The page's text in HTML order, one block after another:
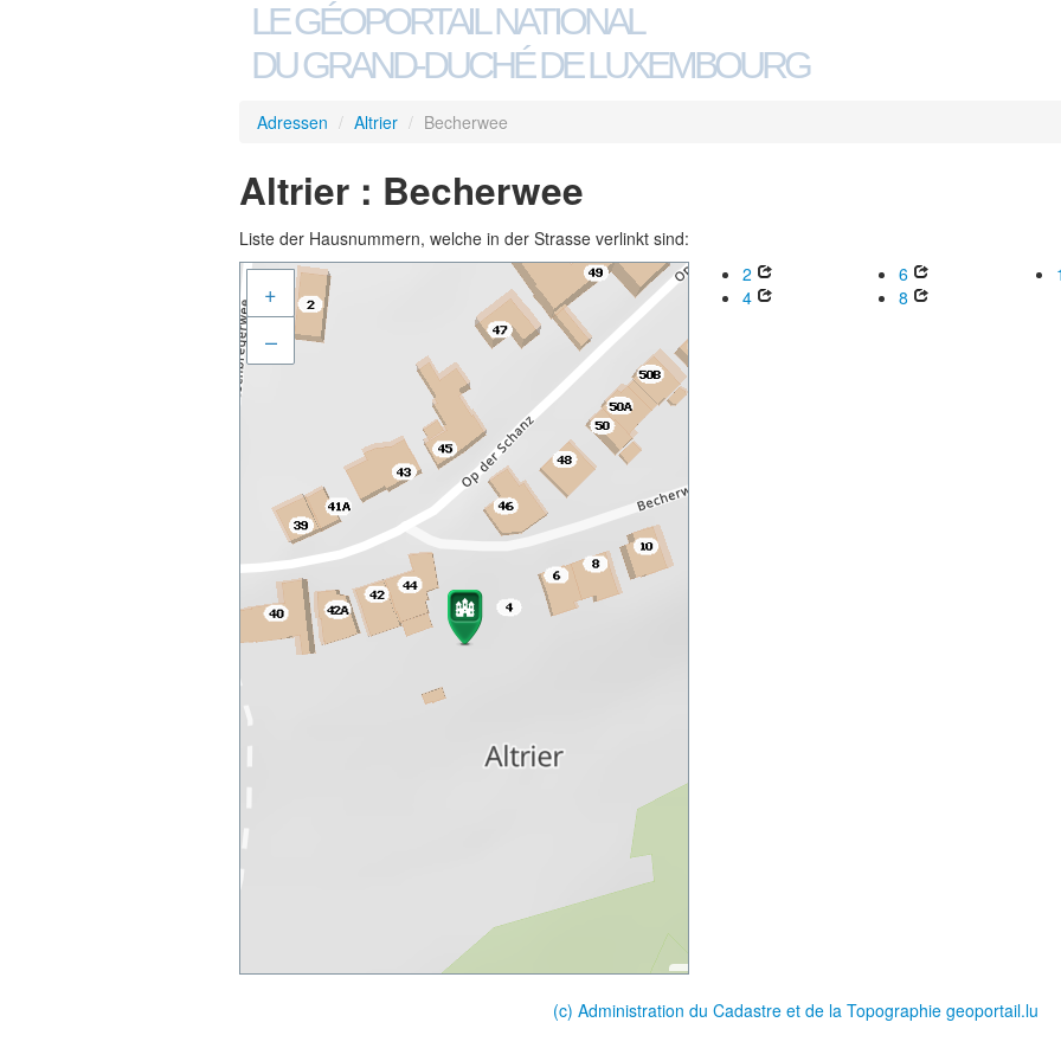
LE GÉOPORTAIL NATIONAL
DU GRAND-DUCHÉ DE LUXEMBOURG
Adressen / Altrier / Becherwee
Altrier : Becherwee
Liste der Hausnummern, welche in der Strasse verlinkt sind:
+
–
2
4
6
8
(c) Administration du Cadastre et de la Topographie geoportail.lu